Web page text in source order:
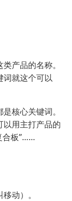
产品的名称。
词就这个可以
核心关键词。
以用主打产品的
合板”……
动）。